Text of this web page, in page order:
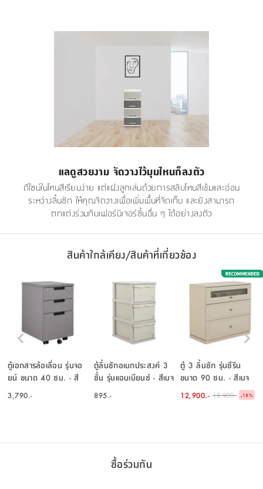
แลดูสวยงาม จัดวางไว้มุมไหนก็ลงตัว
ดีไซน์ในโทนสีเรียบง่าย แต่แฝงลูกเล่นด้วยการสลับโทนสีเข้มและอ่อน
ระหว่างลิ้นชัก ให้คุณจัดวางเพื่อเพิ่มพื้นที่จัดเก็บ และยังสามารถ
ตกแต่งร่วมกับเฟอร์นิเจอร์ชิ้นอื่น ๆ ได้อย่างลงตัว
สินค้าใกล้เคียง/สินค้าที่เกี่ยวข้อง
ตู้เอกสารล้อเลื่อน รุ่นจอ
ยน์ ขนาด 40 ซม. - สี
3,790.-
ตู้ลิ้นชักอเนกประสงค์ 3
ชั้น รุ่นแอมเบียนซ์ - สีเบจ
895.-
ตู้ 3 ลิ้นชัก รุ่นซีรีน
ขนาด 90 ซม. - สีเบจ
12,900.- 15,900.- -18%
ซื้อร่วมกัน